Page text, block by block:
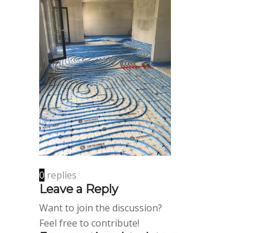
0 replies
Leave a Reply
Want to join the discussion?
Feel free to contribute!